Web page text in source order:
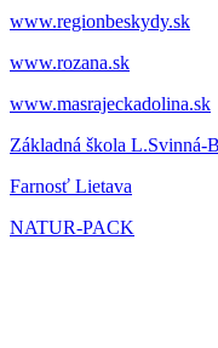
www.regionbeskydy.sk
www.rozana.sk
www.masrajeckadolina.sk
Základná škola L.Svinná-
Farnosť Lietava
NATUR-PACK